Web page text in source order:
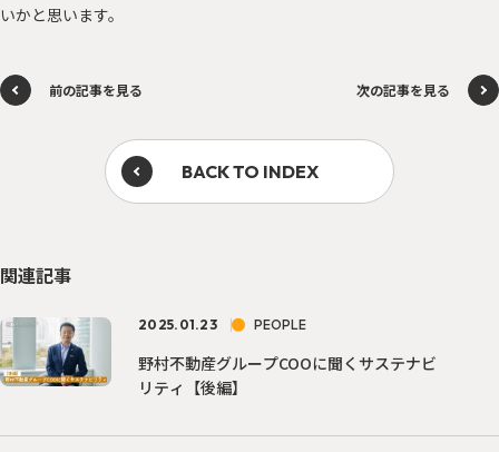
いかと思います。
前の記事を見る
BACK TO INDEX
次の記事を見る
関連記事
2025.01.23 PEOPLE
野村不動産グループCOOに聞くサステナビ
リティ【後編】